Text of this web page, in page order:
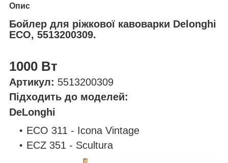
Опис
Бойлер для ріжкової кавоварки Delonghi
ECO, 5513200309.
1000 Вт
Артикул: 5513200309
Підходить до моделей:
DeLonghi
ECO 311 - Icona Vintage
ECZ 351 - Scultura